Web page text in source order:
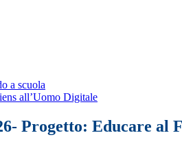
a scuola
all’Uomo Digitale
Progetto: Educare al